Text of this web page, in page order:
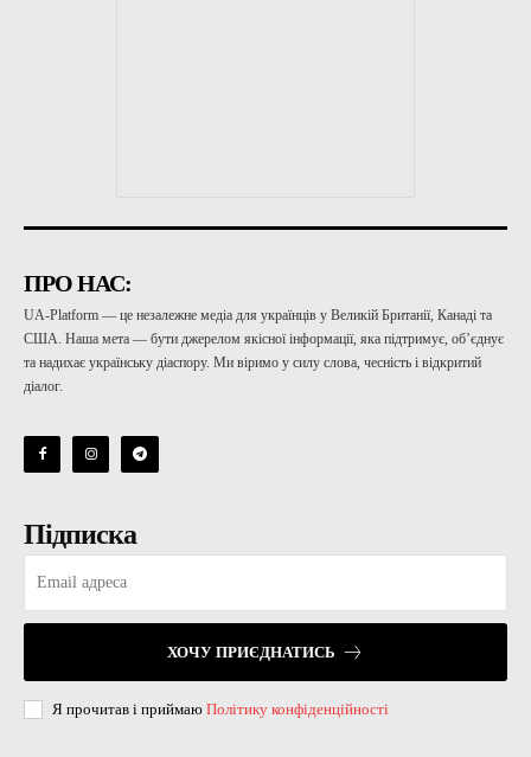
ПРО НАС:
UA-Platform — це незалежне медіа для українців у Великій Британії, Канаді та
США. Наша мета — бути джерелом якісної інформації, яка підтримує, об’єднує
та надихає українську діаспору. Ми віримо у силу слова, чесність і відкритий
діалог.
Підписка
ХОЧУ ПРИЄДНАТИСЬ
Я прочитав і приймаю Політику конфіденційності